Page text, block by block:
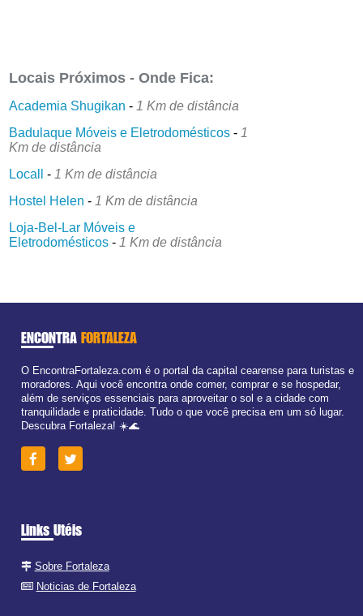
Locais Próximos - Onde Fica:
Academia Shugikan - 1 Km de distância
Badulaque Móveis e Eletrodomésticos - 1
Km de distância
Locall
- 1 Km de distância
Hostel Helen - 1 Km de distância
Loja-Bel-Lar Móveis e
Eletrodomésticos - 1 Km de distância
ENCONTRA FORTALEZA
O EncontraFortaleza.com é o portal da capital cearense para turistas e
moradores. Aqui você encontra onde comer, comprar e se hospedar,
além de serviços essenciais para aproveitar o sol e a cidade com
tranquilidade e praticidade. Tudo o que você precisa em um só lugar.
Descubra Fortaleza! ☀️🌊
Links Utéis
Sobre Fortaleza
Noticias de Fortaleza